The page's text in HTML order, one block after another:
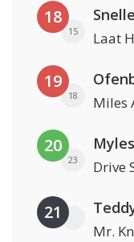
18
15
Snelle
Laat
19
18 Miles
20
23 Drive
21
Mr.